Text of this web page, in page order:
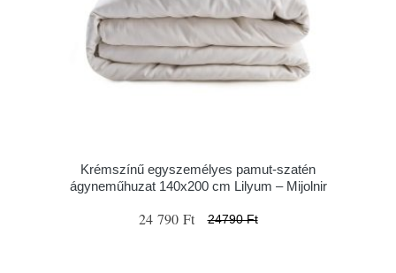
Krémszínű egyszemélyes pamut-szatén
ágyneműhuzat 140x200 cm Lilyum – Mijolnir
24 790 Ft 24790 Ft